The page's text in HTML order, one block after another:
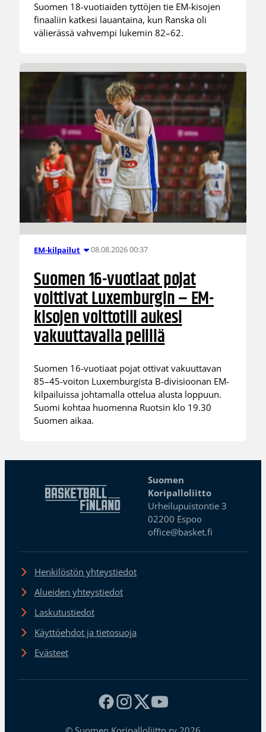
Suomen 18-vuotiaiden tyttöjen tie EM-kisojen
finaaliin katkesi lauantaina, kun Ranska oli
välierässä vahvempi lukemin 82–62.
EM-kilpailut 08.08.2026 00:37
Suomen 16-vuotiaat pojat
voittivat Luxemburgin – EM-
kisojen voittotili aukesi
vakuuttavalla pelillä
Suomen 16-vuotiaat pojat ottivat vakuuttavan
85–45-voiton Luxemburgista B-divisioonan EM-
kilpailuissa johtamalla ottelua alusta loppuun.
Suomi kohtaa huomenna Ruotsin klo 19.30
Suomen aikaa.
Suomen
Koripalloliitto
Urheilupuistontie 3
02200 Espoo
office@basket.fi
Henkilöstön yhteystiedot
Alueiden yhteystiedot
Laskutustiedot
Käyttöehdot ja tietosuoja
Evästeet